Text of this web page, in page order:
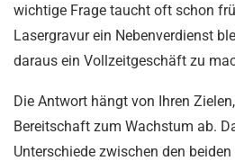
wichtige Frage taucht oft schon
Lasergravur ein Nebenverdienst
daraus ein Vollzeitgeschäft zu
Die Antwort hängt von Ihren
Bereitschaft zum Wachstum ab.
Unterschiede zwischen den